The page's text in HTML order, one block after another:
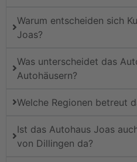
Warum entscheiden sich
Joas?
Was unterscheidet das
Autohäusern?
Welche Regionen betreut
Ist das Autohaus Joas
von Dillingen da?